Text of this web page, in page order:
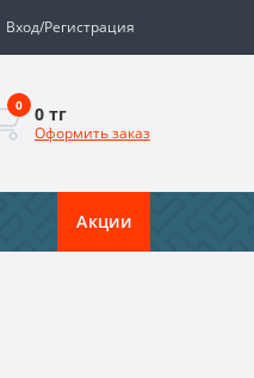
Вход/Регистрация
0 0 тг
Оформить заказ
Акции